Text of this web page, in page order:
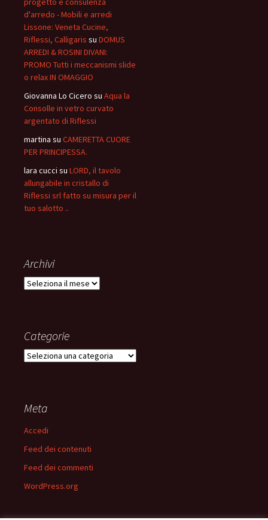
d'arredo - Mobili e arredi
Lissone: Veneta Cucine,
Riflessi, Calligaris su DOMUS
ARREDI & ROSINI DIVANI:
PROMO Tutti i meccanismi slide
o relax IN OMAGGIO
Giovanna Lo Cicero su Aqua la
Consolle in vetro curvato
argentato di Riflessi
martina su CAMERETTA CUORE
PER PRINCIPESSA.
lara cucci su LORD, il tavolo
allungabile in cristallo di
Riflessi srl fatto su misura per il
tuo salotto ..
Archivi
Archivi
Categorie
Categorie
Meta
Accedi
Feed dei contenuti
Feed dei commenti
WordPress.org